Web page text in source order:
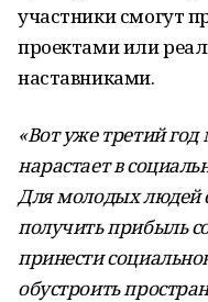
участники смогут
проектами или
наставниками.
«Вот уже третий
нарастает в
Для молодых людей
получить прибыль
принести
обустроить